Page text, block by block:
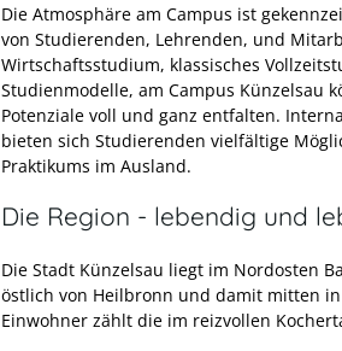
Die Atmosphäre am Campus ist
von Studierenden, Lehrenden, und
Wirtschaftsstudium, klassisches
Studienmodelle, am Campus Künzelsau
Potenziale voll und ganz entfalten.
bieten sich Studierenden vielfältige
Praktikums im Ausland.
Die Region - lebendig und
Die Stadt Künzelsau liegt im Nordosten
östlich von Heilbronn und damit mitten
Einwohner zählt die im reizvollen